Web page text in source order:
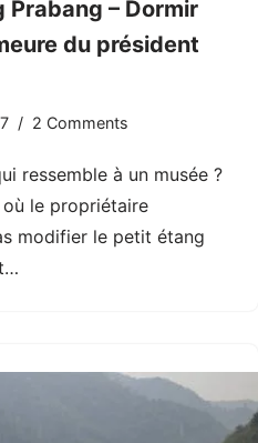
Prabang – Dormir
du président
2 Comments
ressemble à un musée ?
le propriétaire
modifier le petit étang